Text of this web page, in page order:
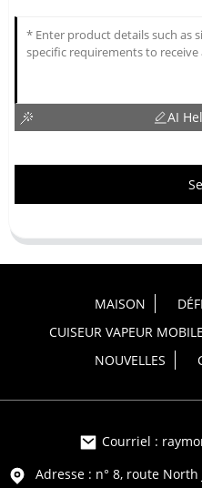
AI
MAISON
CUISEUR VAPEUR MOBILE
NOUVELLES
Courriel :
Adresse : n° 8, route